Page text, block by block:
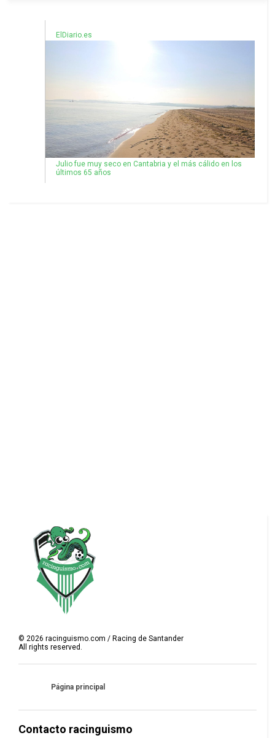
ElDiario.es
Julio fue muy seco en Cantabria y el más cálido en los
últimos 65 años
© 2026 racinguismo.com / Racing de Santander
All rights reserved.
Página principal
Contacto racinguismo